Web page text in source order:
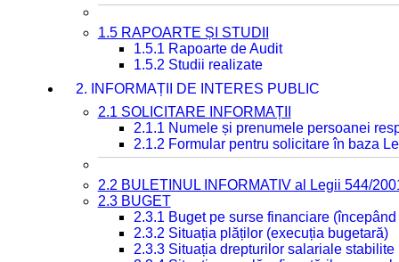
1.5 RAPOARTE ȘI STUDII
1.5.1 Rapoarte de Audit
1.5.2 Studii realizate
2. INFORMAȚII DE INTERES PUBLIC
2.1 SOLICITARE INFORMAȚII
2.1.1 Numele și prenumele persoanei
2.1.2 Formular pentru solicitare în baza
2.2 BULETINUL INFORMATIV al Legii 544/
2.3 BUGET
2.3.1 Buget pe surse financiare
2.3.2 Situația plăților (execuția bugetară)
2.3.3 Situația drepturilor salariale